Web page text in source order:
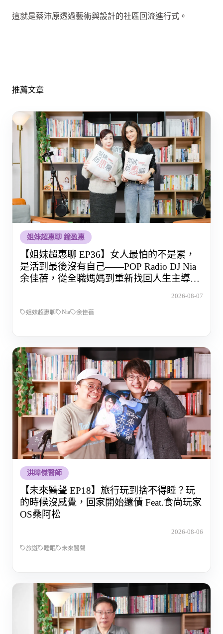
這就是蔡沛原透過藝術與設計的社區回流進行式。
推薦文章
姐妹超惠聊 鐘盈惠
【姐妹超惠聊 EP36】女人最怕的不是累，
是活到最後沒有自己——POP Radio DJ Nia
余佳蓓，從全職媽媽到重新找回人生主導權
2026-08-07
姐妹超惠聊 Nia 余佳蓓
洪暐傑醫師
【未來醫聲 EP18】旅行玩到捨不得睡？玩
的時候沒感覺，回家開始還債 Feat.食尚玩家
OS桑阿松
2026-08-06
旅遊 睡眠 未來醫聲